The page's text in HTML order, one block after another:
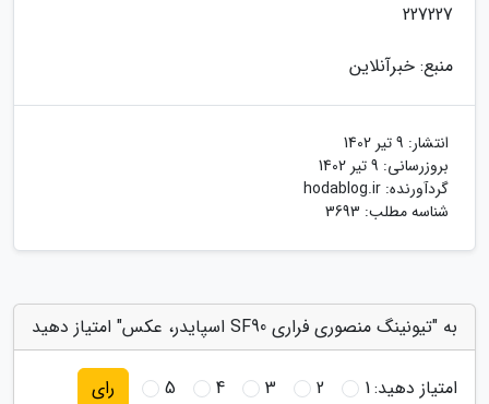
227227
منبع: خبرآنلاین
انتشار: 9 تیر 1402
بروزرسانی: 9 تیر 1402
گردآورنده: hodablog.ir
شناسه مطلب: 3693
به "تیونینگ منصوری فراری SF90 اسپایدر، عکس" امتیاز دهید
امتیاز دهید:1
2
3
4
5 رای